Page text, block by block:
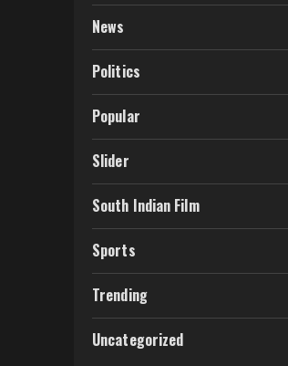
News
Politics
Popular
Slider
South Indian Film
Sports
Trending
Uncategorized